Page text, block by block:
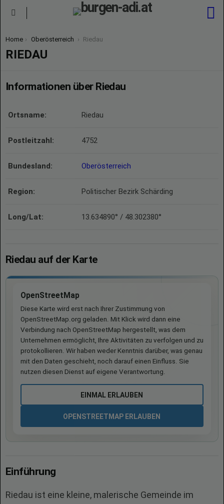
You are here:
Home Oberösterreich Riedau
RIEDAU
Informationen über Riedau
Ortsname: Riedau
Postleitzahl: 4752
Bundesland: Oberösterreich
Region: Politischer Bezirk Schärding
Long/Lat: 13.634890° / 48.302380°
Riedau auf der Karte
OpenStreetMap
Diese Karte wird erst nach Ihrer Zustimmung von
OpenStreetMap.org geladen. Mit Klick wird dann eine
Verbindung nach OpenStreetMap hergestellt, was dem
Unternehmen ermöglicht, Ihre Aktivitäten zu verfolgen und zu
protokollieren. Wir haben weder Kenntnis darüber, was genau
mit den Daten geschieht, noch darauf einen Einfluss. Sie
nutzen diesen Dienst auf eigene Verantwortung.
EINMAL ERLAUBEN
OPENSTREETMAP ERLAUBEN
Einführung
Riedau ist eine kleine, malerische Gemeinde im